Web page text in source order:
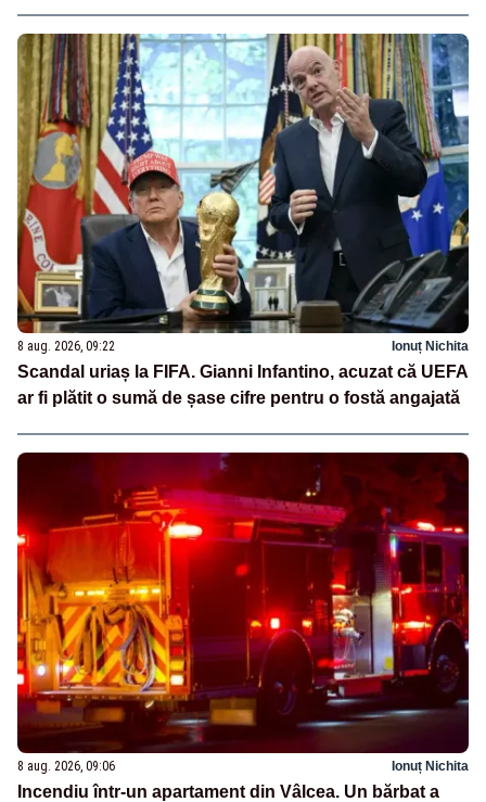
8 aug. 2026, 09:22 Ionuț Nichita
Scandal uriaș la FIFA. Gianni Infantino, acuzat că UEFA
ar fi plătit o sumă de șase cifre pentru o fostă angajată
8 aug. 2026, 09:06 Ionuț Nichita
Incendiu într-un apartament din Vâlcea. Un bărbat a